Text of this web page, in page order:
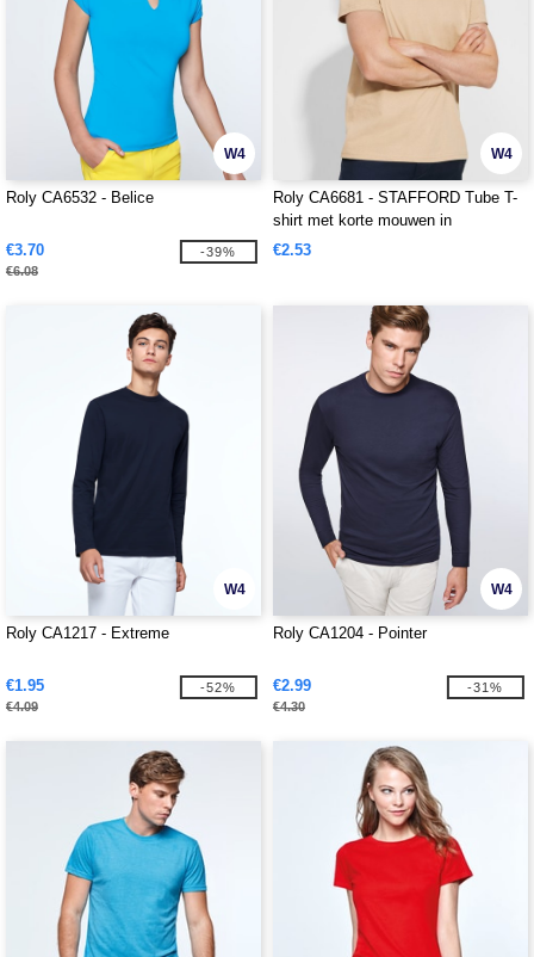
W4
Roly CA6532 - Belice
€3.70
€6.08
-39%
W4
Roly CA6681 - STAFFORD Tube T-
shirt met korte mouwen in
volwassen maten en met zijnaden in
€2.53
W4
Roly CA1217 - Extreme
€1.95
€4.09
-52%
W4
Roly CA1204 - Pointer
€2.99
€4.30
-31%